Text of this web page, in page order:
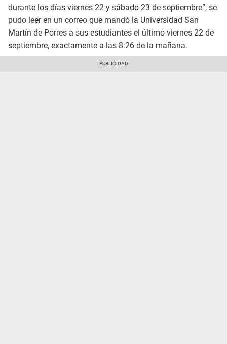
durante los días viernes 22 y sábado 23 de septiembre”, se
pudo leer en un correo que mandó la Universidad San
Martín de Porres a sus estudiantes el último viernes 22 de
septiembre, exactamente a las 8:26 de la mañana.